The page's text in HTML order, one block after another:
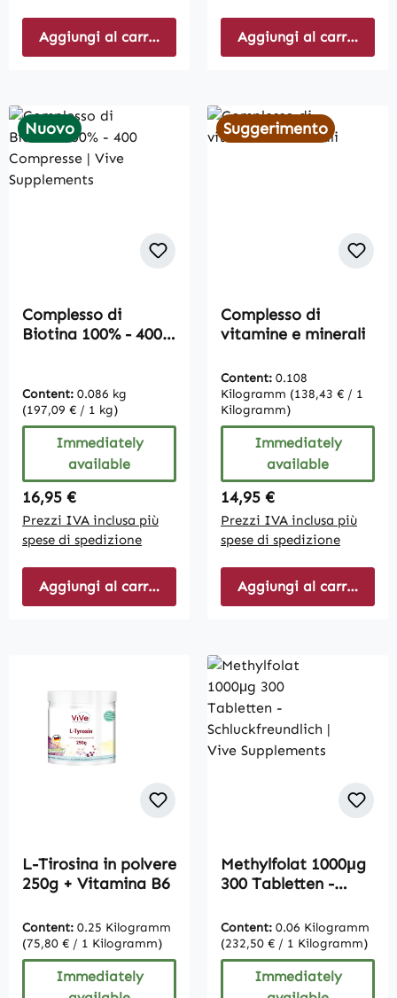
Aggiungi al carrello Aggiungi al carrello
Nuovo
Complesso di
Biotina 100% - 400
Content: 0.086 kg
(197,09 € / 1 kg)
Immediately
available
Regular price:
16,95 €
Prezzi IVA inclusa più
spese di spedizione
Aggiungi al carrello
Suggerimento
Complesso di
vitamine e minerali
Content: 0.108
Kilogramm (138,43 € / 1
Kilogramm)
Immediately
available
Regular price:
14,95 €
Prezzi IVA inclusa più
spese di spedizione
Aggiungi al carrello
L-Tirosina in polvere
250g + Vitamina B6
Content: 0.25 Kilogramm
(75,80 € / 1 Kilogramm)
Immediately
Methylfolat 1000μg
300 Tabletten -
Vive Supplements
Content: 0.06 Kilogramm
(232,50 € / 1 Kilogramm)
Immediately